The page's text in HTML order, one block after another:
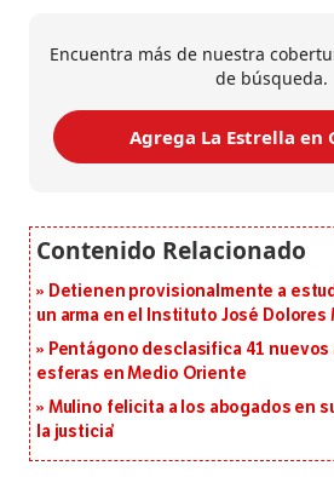
Encuentra más de nuestra
de búsqueda.
Agrega La Estrella en
Detienen provisionalmente a
un arma en el Instituto José Dolores
Pentágono desclasifica 41
esferas en Medio Oriente
Mulino felicita a los abogados en
la justicia’